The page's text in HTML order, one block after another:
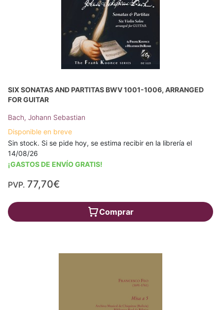
SIX SONATAS AND PARTITAS BWV 1001-1006, ARRANGED
FOR GUITAR
Bach, Johann Sebastian
Disponible en breve
Sin stock. Si se pide hoy, se estima recibir en la librería el
14/08/26
¡GASTOS DE ENVÍO GRATIS!
PVP. 77,70€
Comprar